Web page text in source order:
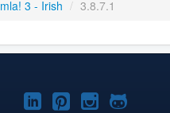
3 - Irish / 3.8.7.1
Joomla!
Joomla!Joomla!
Joomla!Joomla!